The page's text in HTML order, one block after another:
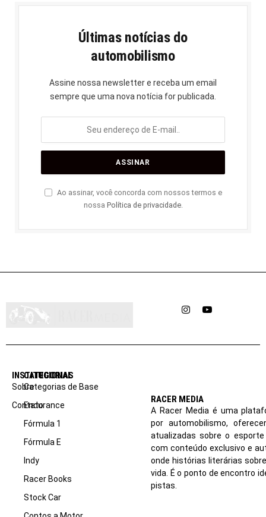
Últimas notícias do
automobilismo
Assine nossa newsletter e receba um email
sempre que uma nova notícia for publicada.
Ao assinar, você concorda com nossos termos e
nossa Política de privacidade.
InstagramYouTube
INSTITUCIONAL
Sobre
Contato
CATEGORIAS
Categorias de Base
Endurance
Fórmula 1
Fórmula E
Indy
Racer Books
Stock Car
RACER MEDIA
A Racer Media é uma
por automobilismo,
atualizadas sobre o
com conteúdo exclusivo e
onde histórias literárias
vida. É o ponto de encontro
pistas.